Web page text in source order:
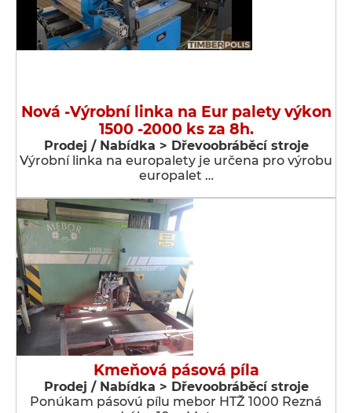
Nová -Výrobní linka na Eur palety výkon
1500 -2000 ks za 8h.
Prodej / Nabídka > Dřevoobráběcí stroje
Výrobní linka na europalety je určena pro výrobu
europalet …
Kmeňová pásová píla
Prodej / Nabídka > Dřevoobráběcí stroje
Ponúkam pásovú pílu mebor HTŽ 1000 Rezná